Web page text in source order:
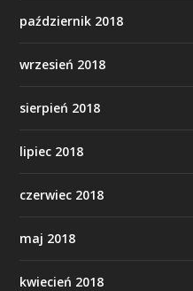
październik 2018
wrzesień 2018
sierpień 2018
lipiec 2018
czerwiec 2018
maj 2018
kwiecień 2018